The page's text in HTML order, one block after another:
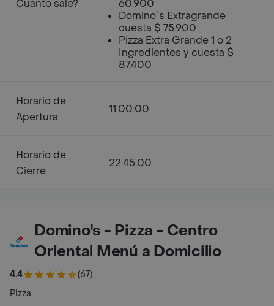
Cuanto sale?
60.900
Domino´s Extragrande
cuesta $ 75.900
Pizza Extra Grande 1 o 2
Ingredientes y cuesta $
87.400
Horario de
Apertura
11:00:00
Horario de
Cierre
22:45:00
Domino's - Pizza - Centro
Oriental Menú a Domicilio
4.4
(67)
Pizza